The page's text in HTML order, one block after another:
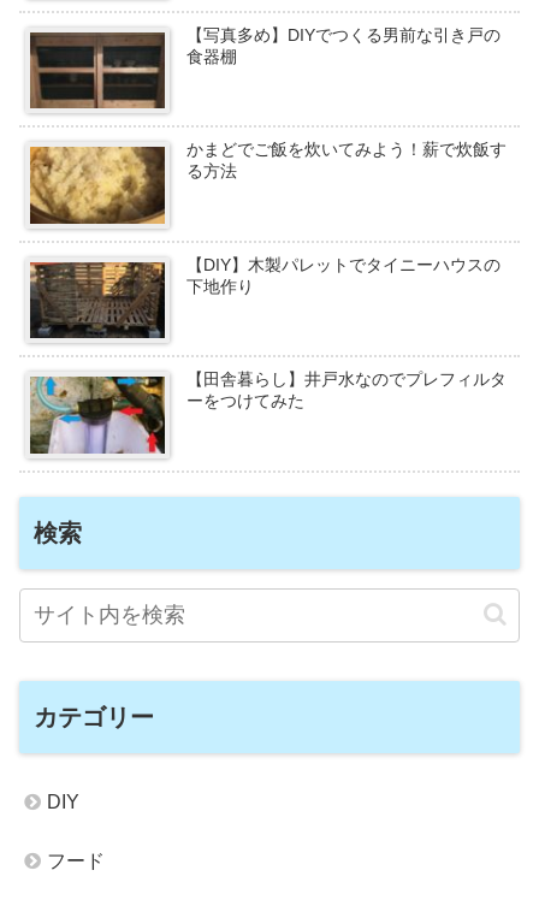
【写真多め】DIYでつくる男前な引き戸の
食器棚
かまどでご飯を炊いてみよう！薪で炊飯す
る方法
【DIY】木製パレットでタイニーハウスの
下地作り
【田舎暮らし】井戸水なのでプレフィルタ
ーをつけてみた
検索
カテゴリー
DIY
フード